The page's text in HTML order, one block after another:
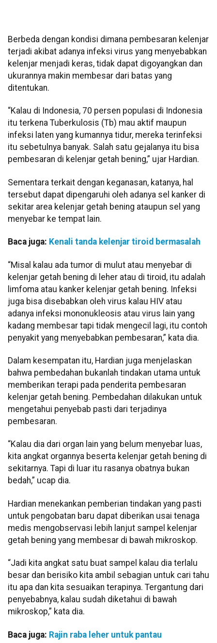
Berbeda dengan kondisi dimana pembesaran kelenjar
terjadi akibat adanya infeksi virus yang menyebabkan
kelenjar menjadi keras, tidak dapat digoyangkan dan
ukurannya makin membesar dari batas yang
ditentukan.
“Kalau di Indonesia, 70 persen populasi di Indonesia
itu terkena Tuberkulosis (Tb) mau aktif maupun
infeksi laten yang kumannya tidur, mereka terinfeksi
itu sebetulnya banyak. Salah satu gejalanya itu bisa
pembesaran di kelenjar getah bening,” ujar Hardian.
Sementara terkait dengan keganasan, katanya, hal
tersebut dapat dipengaruhi oleh adanya sel kanker di
sekitar area kelenjar getah bening ataupun sel yang
menyebar ke tempat lain.
Baca juga: Kenali tanda kelenjar tiroid bermasalah
“Misal kalau ada tumor di mulut atau menyebar di
kelenjar getah bening di leher atau di tiroid, itu adalah
limfoma atau kanker kelenjar getah bening. Infeksi
juga bisa disebabkan oleh virus kalau HIV atau
adanya infeksi mononukleosis atau virus lain yang
kadang membesar tapi tidak mengecil lagi, itu contoh
penyakit yang menyebabkan pembesaran,” kata dia.
Dalam kesempatan itu, Hardian juga menjelaskan
bahwa pembedahan bukanlah tindakan utama untuk
memberikan terapi pada penderita pembesaran
kelenjar getah bening. Pembedahan dilakukan untuk
mengetahui penyebab pasti dari terjadinya
pembesaran.
“Kalau dia dari organ lain yang belum menyebar luas,
kita angkat organnya beserta kelenjar getah bening di
sekitarnya. Tapi di luar itu rasanya obatnya bukan
bedah,” ucap dia.
Hardian menekankan pemberian tindakan yang pasti
untuk pengobatan baru dapat diberikan usai tenaga
medis mengobservasi lebih lanjut sampel kelenjar
getah bening yang membesar di bawah mikroskop.
“Jadi kita angkat satu buat sampel kalau dia terlalu
besar dan berisiko kita ambil sebagian untuk cari tahu
itu apa dan kita sesuaikan terapinya. Tergantung dari
penyebabnya, kalau sudah diketahui di bawah
mikroskop,” kata dia.
Baca juga: Rajin raba leher untuk pantau